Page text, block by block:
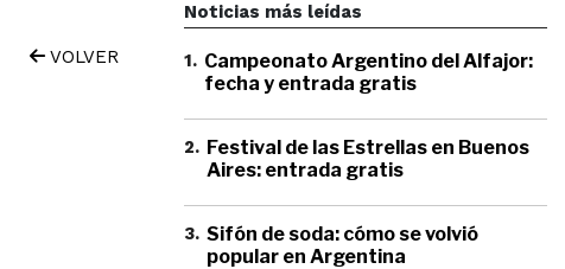
VOLVER
Noticias más leídas
1. Campeonato Argentino del Alfajor:
fecha y entrada gratis
2. Festival de las Estrellas en Buenos
Aires: entrada gratis
3. Sifón de soda: cómo se volvió
popular en Argentina